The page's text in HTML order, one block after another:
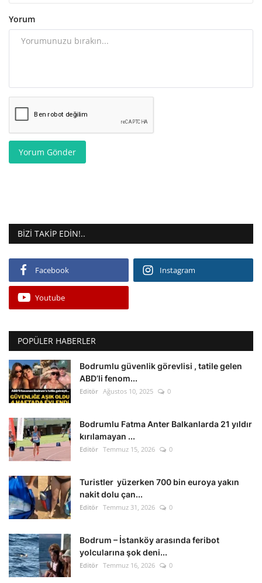
Yorum
Yorum Gönder
BIZI TAKIP EDIN!..
Facebook Instagram
Youtube
POPÜLER HABERLER
Bodrumlu güvenlik görevlisi , tatile gelen
ABD’li fenom...
Editör Ağustos 10, 2025 0
Bodrumlu Fatma Anter Balkanlarda 21 yıldır
kırılamayan ...
Editör Temmuz 15, 2026 0
Turistler yüzerken 700 bin euroya yakın
nakit dolu çan...
Editör Temmuz 31, 2026 0
Bodrum – İstanköy arasında feribot
yolcularına şok deni...
Editör Temmuz 16, 2026 0